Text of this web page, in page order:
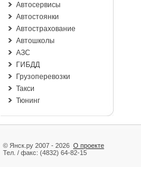
Автосервисы
Автостоянки
Автострахование
Автошколы
АЗС
ГИБДД
Грузоперевозки
Такси
Тюнинг
© Янск.ру 2007 - 2026 О проекте
Тел. / факс: (4832) 64-82-15